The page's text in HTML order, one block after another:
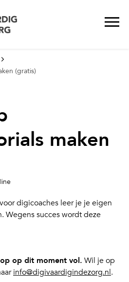
(gratis)
maken
digicoaches leer je je eigen
Wegens succes wordt deze
op dit moment vol. Wil je op
info@digivaardigindezorg.nl.